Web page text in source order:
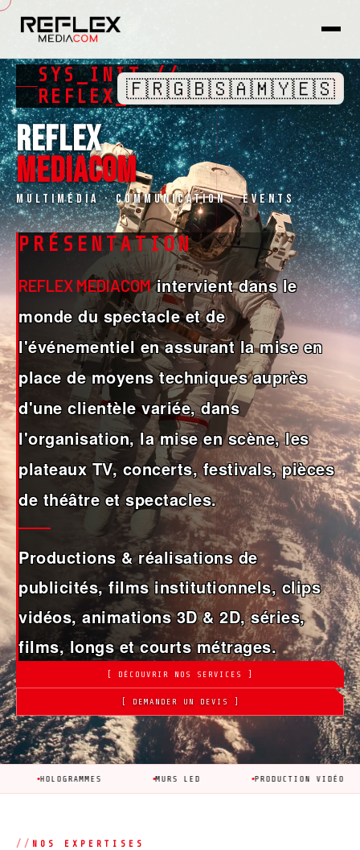
SYS_INIT //
REFLEX_MEDIACOM
REFLEX
MEDIACOM
Multimédia · Communication · Events
PRÉSENTATION
REFLEX MEDIACOMintervient dans le
monde du spectacle et de
l'événementiel en assurant la mise en
place de moyens techniques auprès
d'une clientèle variée, dans
l'organisation, la mise en scène, les
plateaux TV, concerts, festivals, pièces
de théâtre et spectacles.
Productions & réalisations de
publicités, films institutionnels, clips
vidéos, animations 3D & 2D, séries,
films, longs et courts métrages.
[ DÉCOUVRIR NOS SERVICES ]
[ DEMANDER UN DEVIS ]
PRODUCTION VIDÉO
NOS EXPERTISES
🇫🇷🇬🇧🇸🇦🇲🇾🇪🇸